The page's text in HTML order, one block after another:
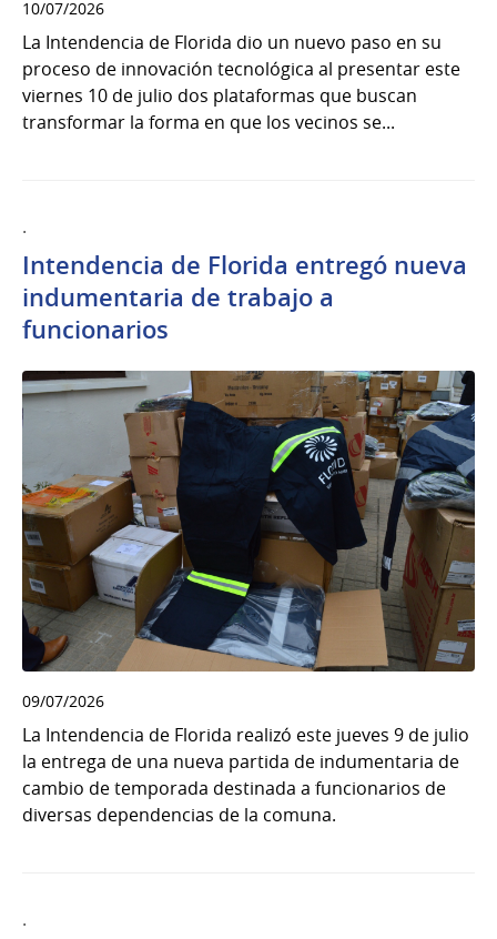
10/07/2026
La Intendencia de Florida dio un nuevo paso en su
proceso de innovación tecnológica al presentar este
viernes 10 de julio dos plataformas que buscan
transformar la forma en que los vecinos se...
.
Intendencia de Florida entregó nueva
indumentaria de trabajo a
funcionarios
09/07/2026
La Intendencia de Florida realizó este jueves 9 de julio
la entrega de una nueva partida de indumentaria de
cambio de temporada destinada a funcionarios de
diversas dependencias de la comuna.
.